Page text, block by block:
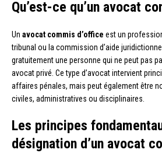
Qu’est-ce qu’un avocat
Un avocat commis d’office est un
tribunal ou la commission d’aide
gratuitement une personne qui ne peut pas
avocat privé. Ce type d’avocat intervient
affaires pénales, mais peut également être
civiles, administratives ou disciplinaires.
Les principes
désignation d’un avocat